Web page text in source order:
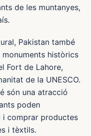
de les muntanyes,
Pakistan també
històrics
Fort de Lahore,
de la UNESCO.
són una atracció
poden
i comprar productes
i tèxtils.